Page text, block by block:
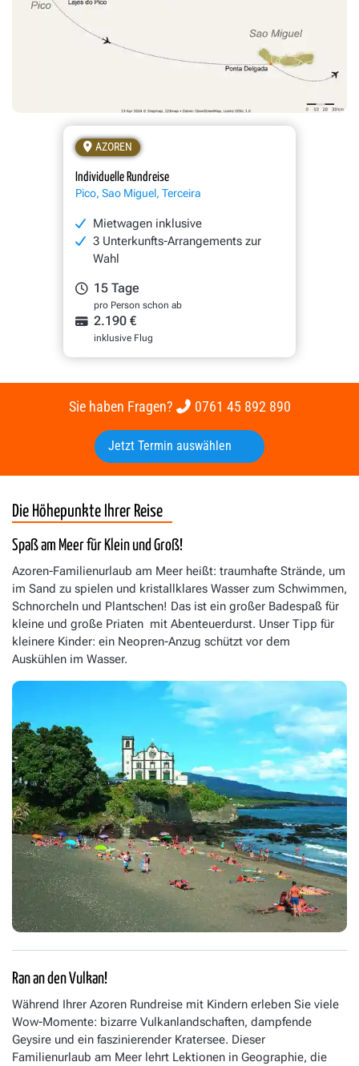
AZOREN
Individuelle Rundreise
Pico, Sao Miguel, Terceira
Mietwagen inklusive
3 Unterkunfts-Arrangements zur
Wahl
15 Tage
pro Person schon ab
2.190 €
inklusive Flug
Sie haben Fragen? 0761 45 892 890
Jetzt Termin auswählen
Die Höhepunkte Ihrer Reise
Spaß am Meer für Klein und Groß!
Azoren-Familienurlaub am Meer heißt: traumhafte Strände, um
im Sand zu spielen und kristallklares Wasser zum Schwimmen,
Schnorcheln und Plantschen! Das ist ein großer Badespaß für
kleine und große Priaten mit Abenteuerdurst. Unser Tipp für
kleinere Kinder: ein Neopren-Anzug schützt vor dem
Auskühlen im Wasser.
Ran an den Vulkan!
Während Ihrer Azoren Rundreise mit Kindern erleben Sie viele
Wow-Momente: bizarre Vulkanlandschaften, dampfende
Geysire und ein faszinierender Kratersee. Dieser
Familienurlaub am Meer lehrt Lektionen in Geographie, die